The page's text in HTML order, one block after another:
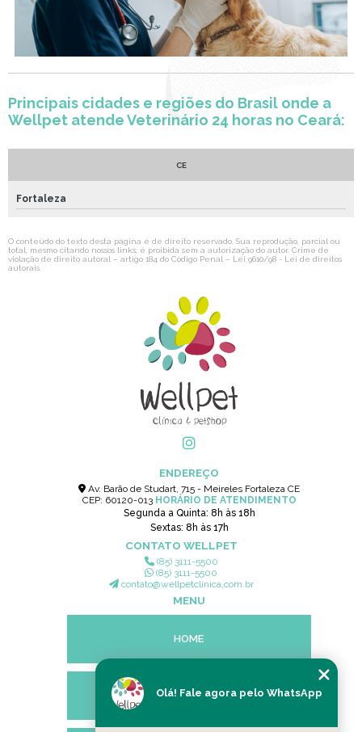
Principais cidades e regiões do Brasil onde a
Wellpet atende Veterinário 24 horas no Ceará:
CE
Fortaleza
O conteúdo do texto desta página é de direito reservado. Sua reprodução, parcial ou
total, mesmo citando nossos links, é proibida sem a autorização do autor. Crime de
violação de direito autoral – artigo 184 do Código Penal – Lei 9610/98 - Lei de direitos
autorais.
ENDEREÇO
Av. Barão de Studart, 715 - Meireles Fortaleza CE
CEP: 60120-013 HORÁRIO DE ATENDIMENTO
Segunda a Quinta: 8h às 18h
Sextas: 8h às 17h
CONTATO WELLPET
(85) 3111-5500
(85) 3111-5500
contato@wellpetclinica.com.br
MENU
HOME
EMPRESA
Olá! Fale agora pelo WhatsApp